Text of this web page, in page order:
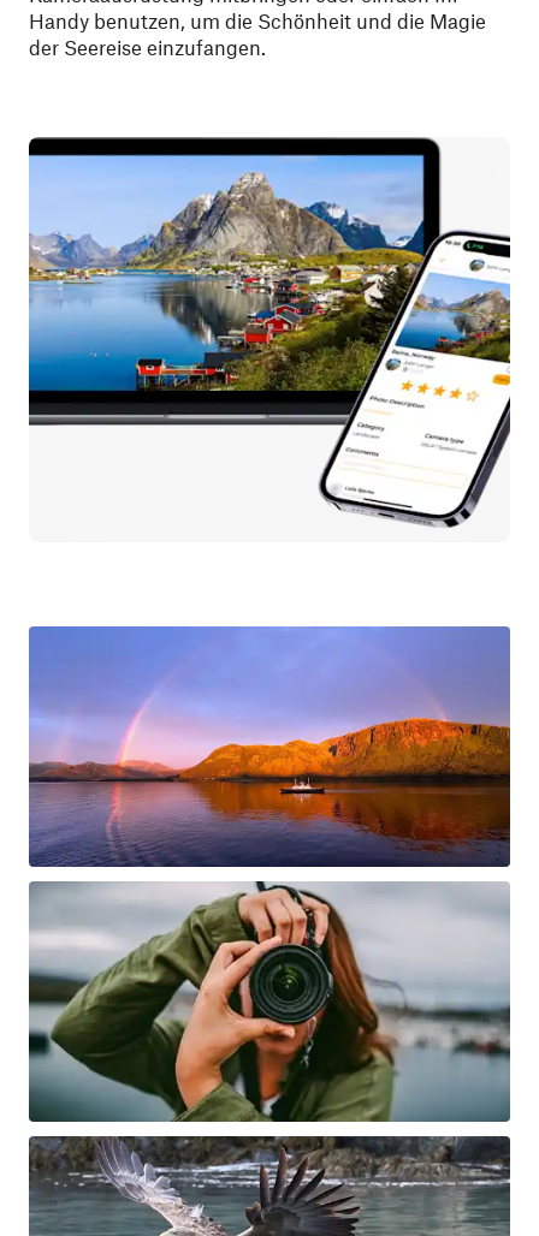
Handy benutzen, um die Schönheit und die Magie
der Seereise einzufangen.